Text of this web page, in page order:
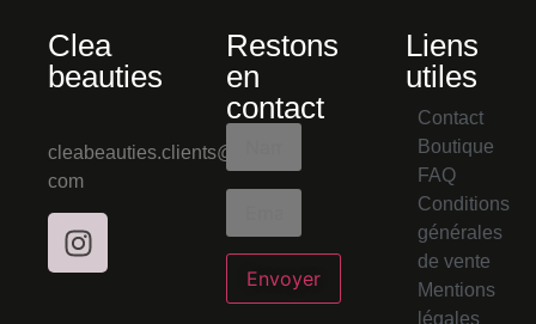
Clea
beauties
cleabeauties.clients@gmail.
com
Restons
en
contact
Liens
utiles
Contact
Boutique
FAQ
Conditions
générales
de vente
Mentions
légales